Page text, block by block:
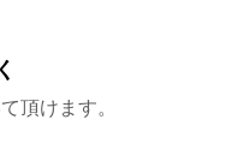
頂けます。